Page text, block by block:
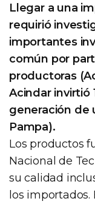
Llegar a una
requirió
importantes
común por
productoras
Acindar invirtió
generación de
Pampa).
Los productos
Nacional de
su calidad
los